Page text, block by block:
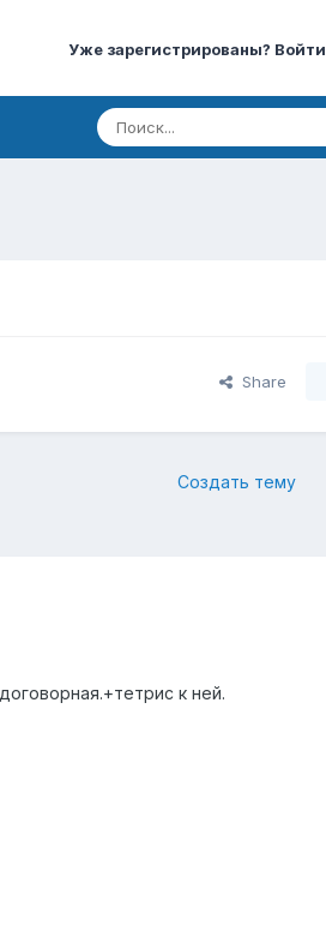
Уже зарегистрированы? Войти
Share
Создать тему
к ней.